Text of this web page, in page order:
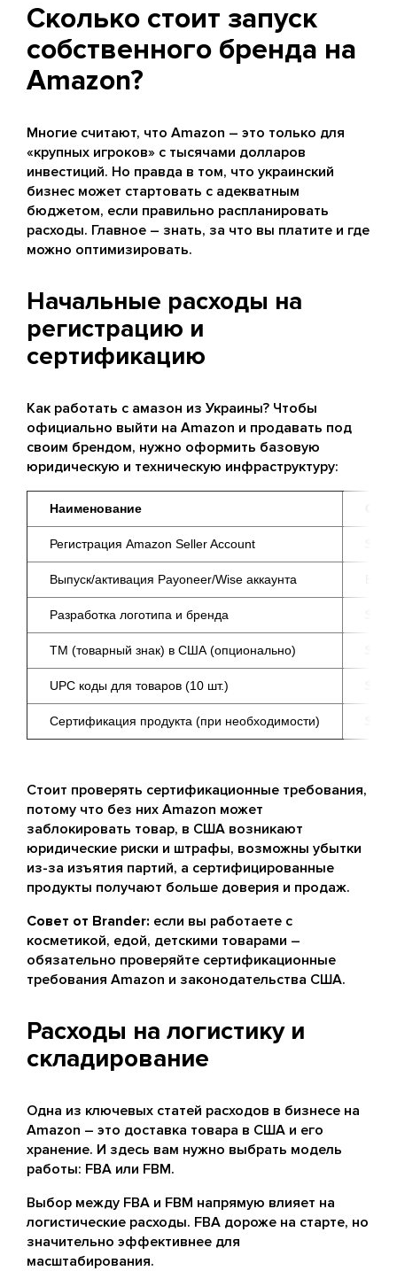
Сколько стоит запуск
собственного бренда на
Amazon?
Многие считают, что Amazon – это только для
«крупных игроков» с тысячами долларов
инвестиций. Но правда в том, что украинский
бизнес может стартовать с адекватным
бюджетом, если правильно распланировать
расходы. Главное – знать, за что вы платите и где
можно оптимизировать.
Начальные расходы на
регистрацию и
сертификацию
Как работать с амазон из Украины? Чтобы
официально выйти на Amazon и продавать под
своим брендом, нужно оформить базовую
юридическую и техническую инфраструктуру:
Наименование
Регистрация Amazon Seller Account
Выпуск/активация Payoneer/Wise аккаунта
Разработка логотипа и бренда
ТМ (товарный знак) в США (опционально)
UPC коды для товаров (10 шт.)
Сертификация продукта (при необходимости)
Стоит проверять сертификационные требования,
потому что без них Amazon может
заблокировать товар, в США возникают
юридические риски и штрафы, возможны убытки
из-за изъятия партий, а сертифицированные
продукты получают больше доверия и продаж.
Совет от Brander: если вы работаете с
косметикой, едой, детскими товарами –
обязательно проверяйте сертификационные
требования Amazon и законодательства США.
Расходы на логистику и
складирование
Одна из ключевых статей расходов в бизнесе на
Amazon – это доставка товара в США и его
хранение. И здесь вам нужно выбрать модель
работы: FBA или FBM.
Выбор между FBA и FBM напрямую влияет на
логистические расходы. FBA дороже на старте, но
значительно эффективнее для
масштабирования.